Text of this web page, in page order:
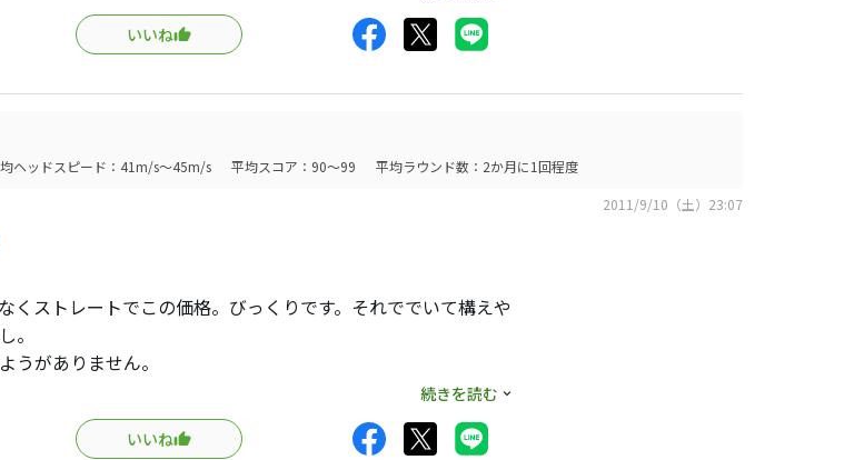
帰ろうと再度リンクスセビルを購入。
、方向性など私には飛びぬけて良く感じます。
泣かされましたが…
ません。
ウエッジが最高です
ますが…
てコメントさせていただきました（笑）
いいね
ヘッドスピード：41m/s～45m/s 平均スコア：90～99
平均ラウンド数：2か月に1回程度
2011/9/10（土）23:07
くストレートでこの価格。びっくりです。それででいて構えや
。
うがありません。
まい、林の中に入ってしまった際、木の根っこもしくはジャリ
に高価なアイアンで打つことをためらいますが、このウェッジ
ていけます。
続きを読む
いいね